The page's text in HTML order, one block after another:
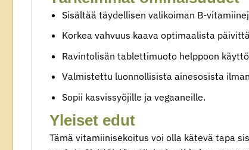
Sisältää täydellisen valikoiman B-
Korkea vahvuus kaava optimaalista
Ravintolisän tablettimuoto helppoon
Valmistettu luonnollisista ainesosista
Sopii kasvissyöjille ja vegaaneille.
Yleiset edut
Tämä vitamiinisekoitus voi olla kätevä tapa